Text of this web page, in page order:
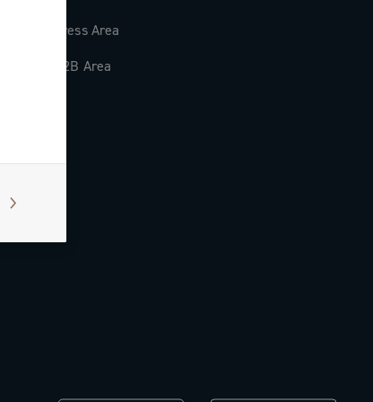
Press Area
B2B Area